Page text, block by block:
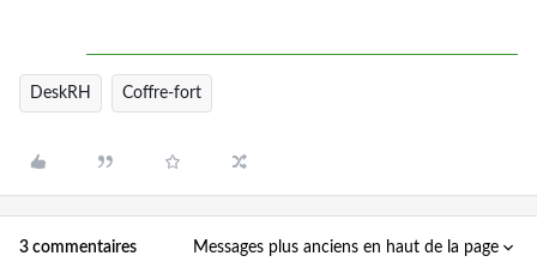
DeskRH Coffre-fort
3 commentaires Messages plus anciens en haut de la page